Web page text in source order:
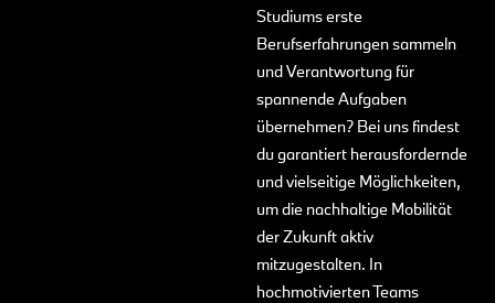
Studiums erste
Berufserfahrungen sammeln
und Verantwortung für
spannende Aufgaben
übernehmen? Bei uns findest
du garantiert herausfordernde
und vielseitige Möglichkeiten,
um die nachhaltige Mobilität
der Zukunft aktiv
mitzugestalten. In
hochmotivierten Teams